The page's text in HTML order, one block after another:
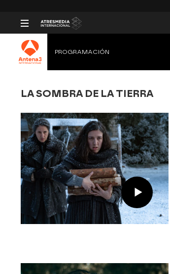
PROGRAMACIÓN
LA SOMBRA DE LA TIERRA